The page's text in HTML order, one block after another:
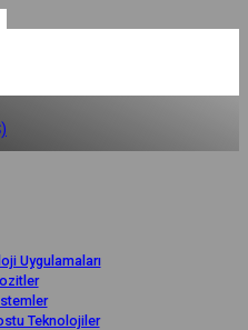
Uygulamaları
Teknolojiler